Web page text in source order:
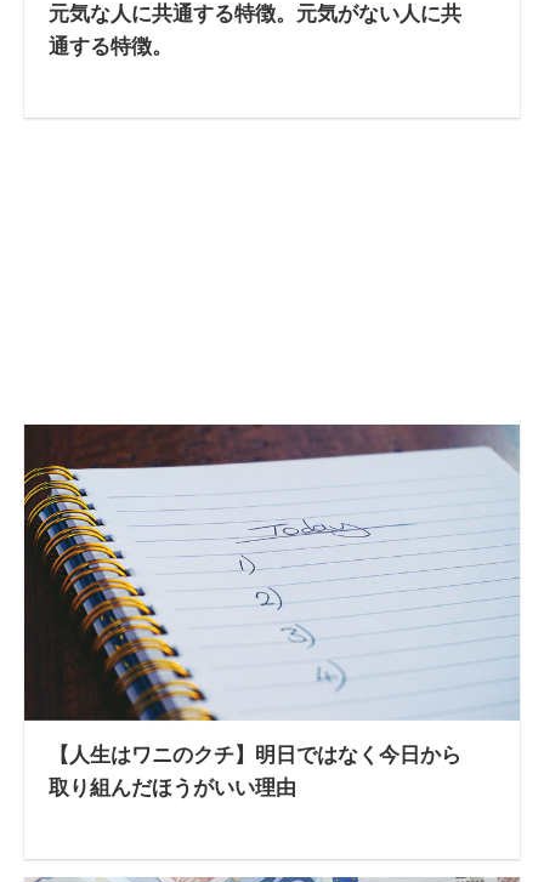
元気な人に共通する特徴。元気がない人に共
通する特徴。
【人生はワニのクチ】明日ではなく今日から
取り組んだほうがいい理由